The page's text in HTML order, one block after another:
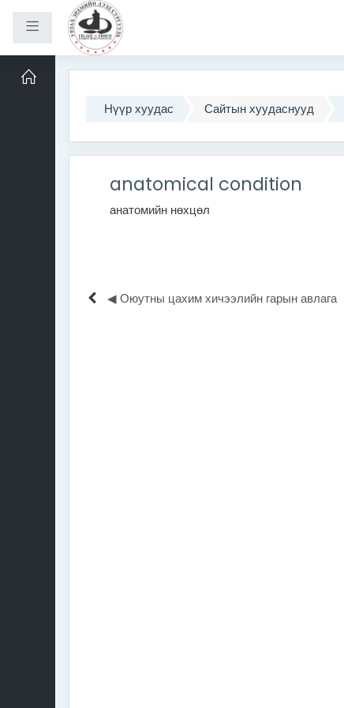
Хажуугийн самбар
Үндсэн агуулга руу шилжих
Нүүр хуудас Сайтын хуудаснууд
anatomical condition
анатомийн нөхцөл
◀︎ Оюутны цахим хичээлийн гарын авлага